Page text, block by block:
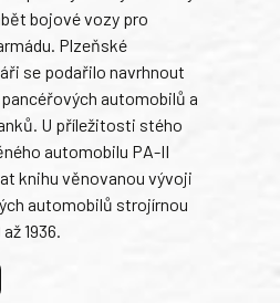
bojové vozy pro
Plzeňské
se podařilo navrhnout
automobilů a
U příležitosti stého
automobilu PA-II
knihu věnovanou vývoji
automobilů strojírnou
1936.